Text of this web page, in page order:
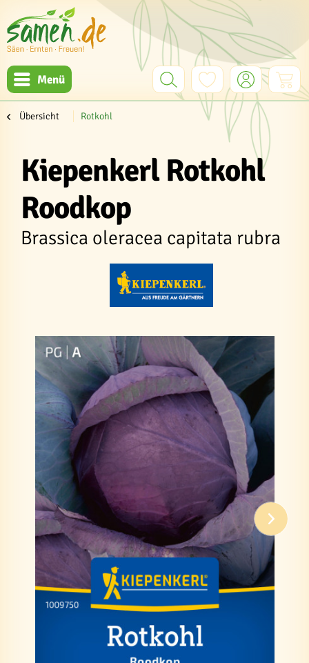
Menü
Übersicht Rotkohl
Kiepenkerl Rotkohl
Roodkop
Brassica oleracea capitata rubra